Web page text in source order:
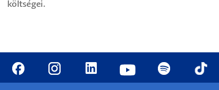
költségei.